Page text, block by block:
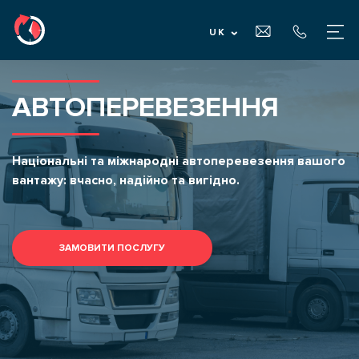
UK
ГОЛОВНА
ПРО НАС
ПОСЛУГИ
ДЛЯ ВЛАСНИКІВ ВАНТАЖУ
ДЛЯ ПЕРЕВІЗНИКІВ
АВТОПЕРЕВЕЗЕННЯ
Національні та міжнародні автоперевезення вашого
вантажу: вчасно, надійно та вигідно.
ЗАМОВИТИ ПОСЛУГУ